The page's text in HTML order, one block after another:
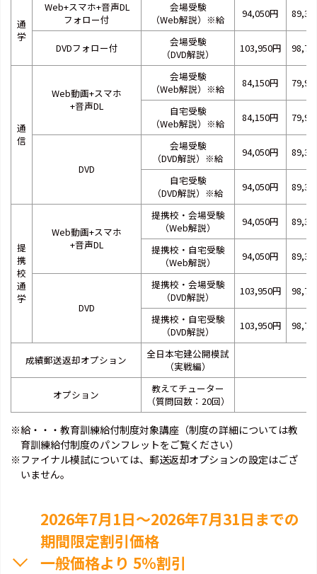
通
学
Web+スマホ+音声DL
フォロー付
会場受験
（Web解説）※給
94,050円
DVDフォロー付
会場受験
（DVD解説）
103,950円
通
信
Web動画+スマホ
+音声DL
会場受験
（Web解説）※給
84,150円
自宅受験
（Web解説）※給
84,150円
DVD
会場受験
（DVD解説）※給
94,050円
自宅受験
（DVD解説）※給
94,050円
提
携
校
通
学
Web動画+スマホ
+音声DL
提携校・会場受験
（Web解説）
94,050円
提携校・自宅受験
（Web解説）
94,050円
DVD
提携校・会場受験
（DVD解説）
103,950円
提携校・自宅受験
（DVD解説）
103,950円
成績郵送返却オプション
全日本宅建公開模試
（実戦編）
オプション
教えてチューター
（質問回数：20回）
※給・・・教育訓練給付制度対象講座（制度の詳細については教
育訓練給付制度のパンフレットをご覧ください）
※ファイナル模試については、郵送返却オプションの設定はござ
いません。
2026年7月1日～2026年7月31日までの
期間限定割引価格
一般価格より 5％割引